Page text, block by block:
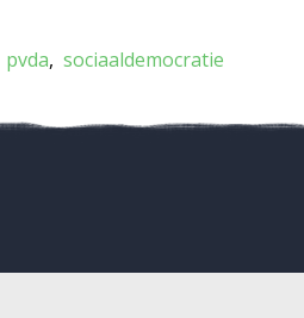
pvda sociaaldemocratie